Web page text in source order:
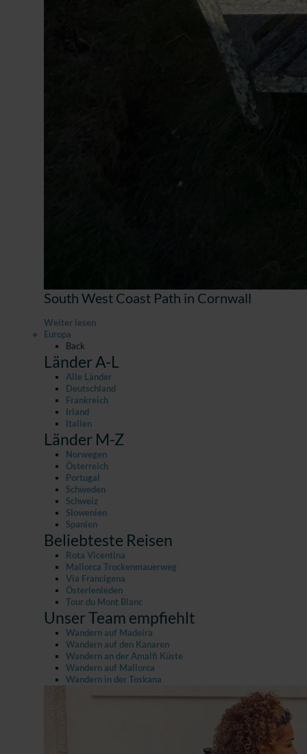
South West Coast Path in Cornwall
Weiter lesen
Europa
Back
Länder A-L
Alle Länder
Deutschland
Frankreich
Irland
Italien
Länder M-Z
Norwegen
Österreich
Portugal
Schweden
Schweiz
Slowenien
Spanien
Beliebteste Reisen
Rota Vicentina
Mallorca Trockenmauerweg
Via Francigena
Österlenleden
Tour du Mont Blanc
Unser Team empfiehlt
Wandern auf Madeira
Wandern auf den Kanaren
Wandern an der Amalfi Küste
Wandern auf Mallorca
Wandern in der Toskana